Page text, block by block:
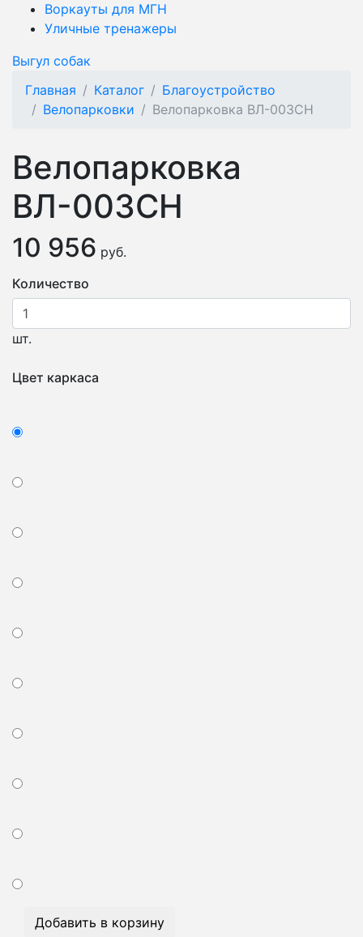
Воркауты для МГН
Уличные тренажеры
Выгул собак
Главная
Каталог
Благоустройство
Велопарковки
Велопарковка ВЛ-003СН
Велопарковка
ВЛ-003СН
10 956 руб.
Количество
шт.
Цвет каркаса
Добавить в корзину